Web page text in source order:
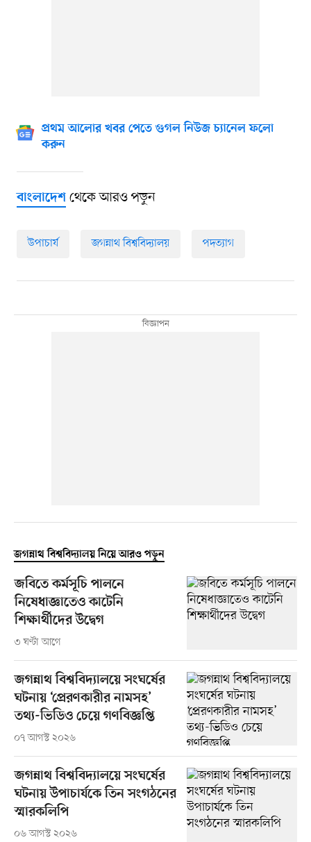
প্রথম আলোর খবর পেতে গুগল নিউজ চ্যানেল ফলো
করুন
বাংলাদেশথেকে আরও পড়ুন
উপাচার্য জগন্নাথ বিশ্ববিদ্যালয় পদত্যাগ
জগন্নাথ বিশ্ববিদ্যালয় নিয়ে আরও পড়ুন
জবিতে কর্মসূচি পালনে
নিষেধাজ্ঞাতেও কাটেনি
শিক্ষার্থীদের উদ্বেগ
৩ ঘণ্টা আগে
জগন্নাথ বিশ্ববিদ্যালয়ে সংঘর্ষের
ঘটনায় ‘প্রেরণকারীর নামসহ’
তথ্য-ভিডিও চেয়ে গণবিজ্ঞপ্তি
০৭ আগস্ট ২০২৬
জগন্নাথ বিশ্ববিদ্যালয়ে সংঘর্ষের
ঘটনায় উপাচার্যকে তিন সংগঠনের
স্মারকলিপি
০৬ আগস্ট ২০২৬